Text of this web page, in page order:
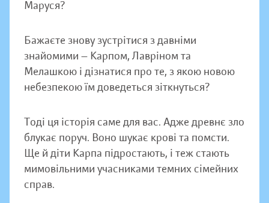
Маруся?
Бажаєте знову зустрітися з давніми
знайомими — Карпом, Лавріном та
Мелашкою і дізнатися про те, з якою новою
небезпекою їм доведеться зіткнуться?
Тоді ця історія саме для вас. Адже древнє зло
блукає поруч. Воно шукає крові та помсти.
Ще й діти Карпа підростають, і теж стають
мимовільними учасниками темних сімейних
справ.